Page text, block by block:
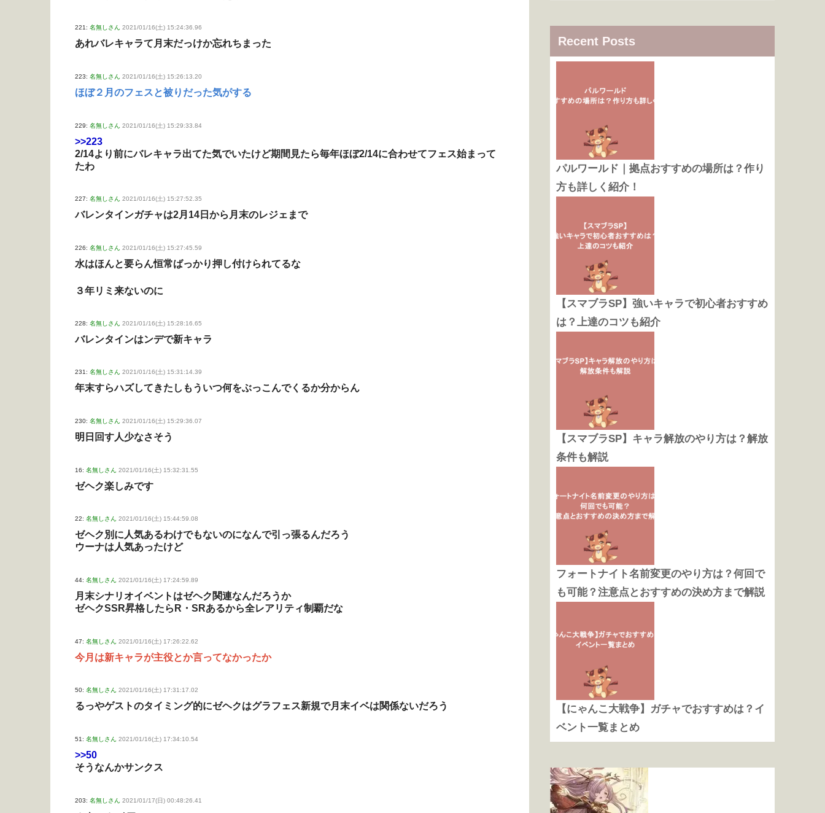
221: 名無しさん 2021/01/16(土) 15:24:36.96
あれバレキャラて月末だっけか忘れちまった
223: 名無しさん 2021/01/16(土) 15:26:13.20
ほぼ２月のフェスと被りだった気がする
229: 名無しさん 2021/01/16(土) 15:29:33.84
>>223
2/14より前にバレキャラ出てた気でいたけど期間見たら毎年ほぼ2/14に合わせてフェス始まって
たわ
227: 名無しさん 2021/01/16(土) 15:27:52.35
バレンタインガチャは2月14日から月末のレジェまで
226: 名無しさん 2021/01/16(土) 15:27:45.59
水はほんと要らん恒常ばっかり押し付けられてるな
３年リミ来ないのに
228: 名無しさん 2021/01/16(土) 15:28:16.65
バレンタインはンデで新キャラ
231: 名無しさん 2021/01/16(土) 15:31:14.39
年末すらハズしてきたしもういつ何をぶっこんでくるか分からん
230: 名無しさん 2021/01/16(土) 15:29:36.07
明日回す人少なさそう
16: 名無しさん 2021/01/16(土) 15:32:31.55
ゼヘク楽しみです
22: 名無しさん 2021/01/16(土) 15:44:59.08
ゼヘク別に人気あるわけでもないのになんで引っ張るんだろう
ウーナは人気あったけど
44: 名無しさん 2021/01/16(土) 17:24:59.89
月末シナリオイベントはゼヘク関連なんだろうか
ゼヘクSSR昇格したらR・SRあるから全レアリティ制覇だな
47: 名無しさん 2021/01/16(土) 17:26:22.62
今月は新キャラが主役とか言ってなかったか
50: 名無しさん 2021/01/16(土) 17:31:17.02
るっやゲストのタイミング的にゼヘクはグラフェス新規で月末イベは関係ないだろう
51: 名無しさん 2021/01/16(土) 17:34:10.54
>>50
そうなんかサンクス
203: 名無しさん 2021/01/17(日) 00:48:26.41
Recent Posts
パルワールド｜拠点おすすめの場所は？作り
方も詳しく紹介！
【スマブラSP】強いキャラで初心者おすすめ
は？上達のコツも紹介
【スマブラSP】キャラ解放のやり方は？解放
条件も解説
フォートナイト名前変更のやり方は？何回で
も可能？注意点とおすすめの決め方まで解説
【にゃんこ大戦争】ガチャでおすすめは？イ
ベント一覧まとめ